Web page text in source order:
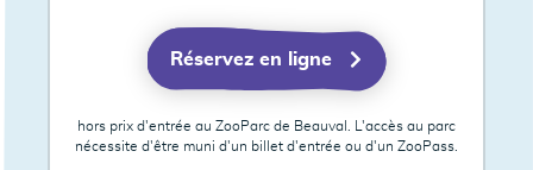
Réservez en ligne
hors prix d'entrée au ZooParc de Beauval. L'accès au parc
nécessite d'être muni d'un billet d'entrée ou d'un ZooPass.